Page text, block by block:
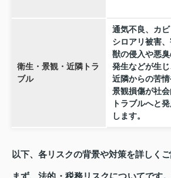
衛生・景観・近隣トラ
ブル
通気不良、カビ
シロアリ被害
獣の侵入や悪
発生などが生じ
近隣からの苦
景観損傷が社
トラブルへと
します。
以下、各リスクの背景や対策を詳しくご